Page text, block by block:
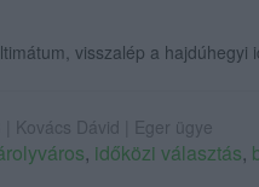
visszalép a hajdúhegyi
Kovács Dávid | Eger ügye
, időközi választás,